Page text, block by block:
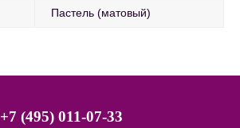
Пастель (матовый)
+7 (495) 011-07-33